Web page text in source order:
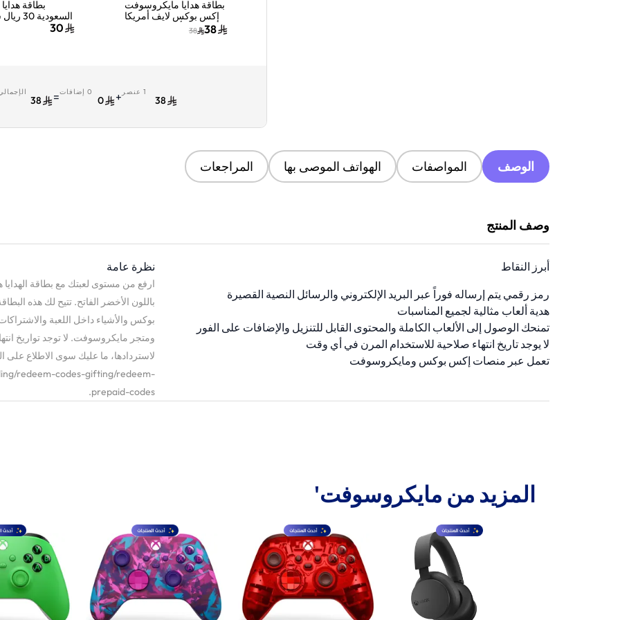
بطاقة هدايا مايكروسوفت
إكس بوكس لايف أمريكا
10 دولار أمريكي إرسال
البطاقة الرقمية بالبريد
38
38
بطاقة
30
1 عنصر
38
+ 0 إضافات
0
=
38
الوصف المواصفات الهواتف الموصى بها المراجعات
وصف المنتج
أبرز النقاط
رمز رقمي يتم إرساله فوراً عبر البريد الإلكتروني والرسائل النصية القصيرة
هدية ألعاب مثالية لجميع المناسبات
تمنحك الوصول إلى الألعاب الكاملة والمحتوى القابل للتنزيل والإضافات على الفور
لا يوجد تاريخ انتهاء صلاحية للاستخدام المرن في أي وقت
تعمل عبر منصات إكس بوكس ومايكروسوفت
نظرة عامة
ارفع من مستوى لعبتك مع بطاقة الهدايا
باللون الأخضر الفاتح. تتيح لك هذه
بوكس والأشياء داخل اللعبة
ومتجر مايكروسوفت. لا توجد تواريخ
لاستردادها، ما عليك سوى الاطلاع
redeem-codes-gifting/redeem-
prepaid-codes.
المزيد من مايكروسوفت'